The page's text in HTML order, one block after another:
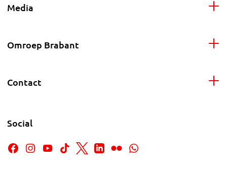
Media
Omroep Brabant
Contact
Social